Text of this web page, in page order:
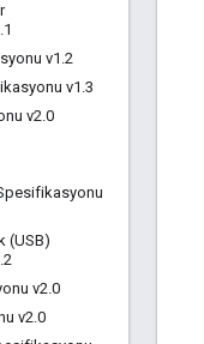
.1
v1 .2
v1 .3
v2.0
(USB)
.2
v2.0
v2.0